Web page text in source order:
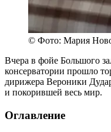
© Фото: Мария
Вчера в фойе Большого
консерватории прошло
дирижера Вероники
и покорившей весь мир.
Оглавление